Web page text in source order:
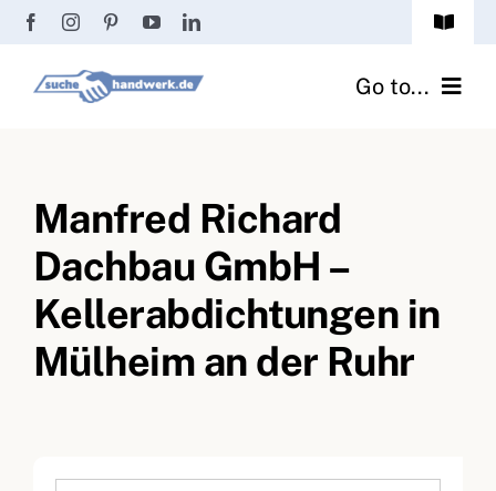
Zum
springen
Toggle
Passwort vergessen? Go to...
Fliesenrechner
Handwerker Ratgeber
Wir über uns
Manfred Richard
Dachbau GmbH –
Kellerabdichtungen in
Mülheim an der Ruhr